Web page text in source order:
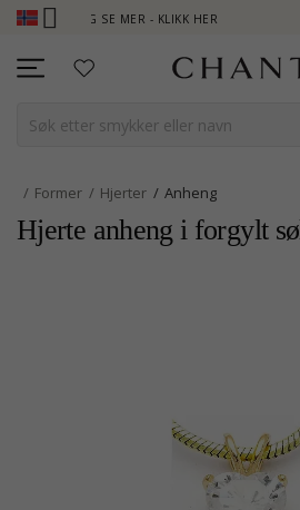
SE MER - KLIKK HER
Former Hjerter Anheng
Hjerte anheng i forgylt